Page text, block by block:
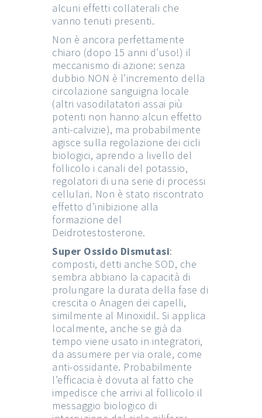
alcuni effetti collaterali che
vanno tenuti presenti.
Non è ancora perfettamente
chiaro (dopo 15 anni d’uso!) il
meccanismo di azione: senza
dubbio NON è l’incremento della
circolazione sanguigna locale
(altri vasodilatatori assai più
potenti non hanno alcun effetto
anti-calvizie), ma probabilmente
agisce sulla regolazione dei cicli
biologici, aprendo a livello del
follicolo i canali del potassio,
regolatori di una serie di processi
cellulari. Non è stato riscontrato
effetto d’inibizione alla
formazione del
Deidrotestosterone.
Super Ossido Dismutasi:
composti, detti anche SOD, che
sembra abbiano la capacità di
prolungare la durata della fase di
crescita o Anagen dei capelli,
similmente al Minoxidil. Si applica
localmente, anche se già da
tempo viene usato in integratori,
da assumere per via orale, come
anti-ossidante. Probabilmente
l’efficacia è dovuta al fatto che
impedisce che arrivi al follicolo il
messaggio biologico di